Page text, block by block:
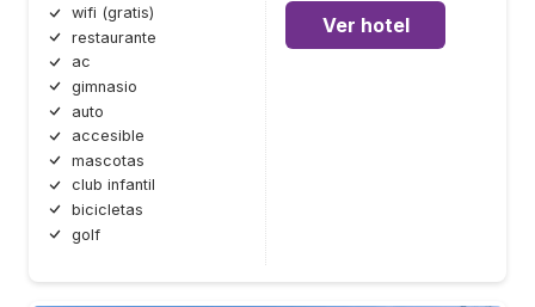
wifi (gratis)
restaurante
ac
gimnasio
auto
accesible
mascotas
club infantil
bicicletas
golf
Ver hotel